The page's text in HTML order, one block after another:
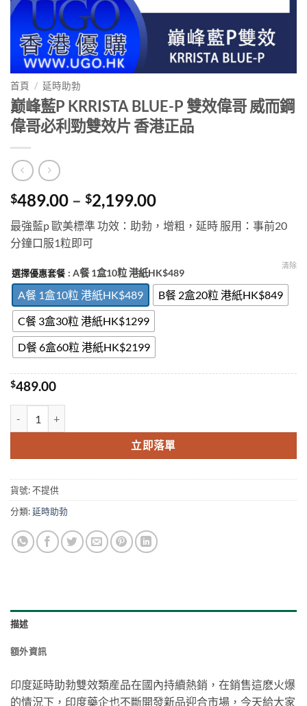
首頁 / 延時助勃
巅峰藍P KRRISTA BLUE-P 雙效偉哥 威而鋼
偉哥必利勁雙效片 香港正品
$489.00 – $2,199.00Price
range:
$489.00
$2,199.00
最強藍p 歐美標準 功效：助勃，增粗，延時 服用：事前20
分鐘口服1粒即可
選擇優惠套餐 : A餐 1盒10粒 港紙HK$489
A餐 1盒10粒 港紙HK$489
B餐 2盒20粒 港紙HK$849
C餐 3盒30粒 港紙HK$1299
D餐 6盒60粒 港紙HK$2199
清除
$489.00
立即落單
貨號:不提供
分類:延時助勃
描述
額外資訊
印度延時助勃雙效類産品在國內持續熱銷，在銷售這麽火爆
的情況下，印度藥企也不斷開發新品迎合市場，今天給大家